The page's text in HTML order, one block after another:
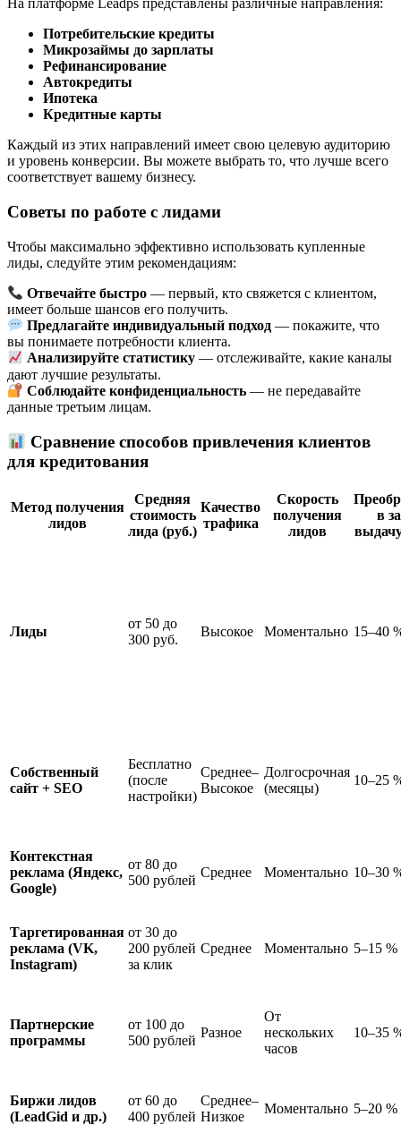
На платформе Leadps представлены различные направления:
Потребительские кредиты
Микрозаймы до зарплаты
Рефинансирование
Автокредиты
Ипотека
Кредитные карты
Каждый из этих направлений имеет свою целевую аудиторию
и уровень конверсии. Вы можете выбрать то, что лучше всего
соответствует вашему бизнесу.
Советы по работе с лидами
Чтобы максимально эффективно использовать купленные
лиды, следуйте этим рекомендациям:
Отвечайте быстро— первый, кто свяжется с клиентом,
имеет больше шансов его получить.
Предлагайте индивидуальный подход— покажите, что
вы понимаете потребности клиента.
Анализируйте статистику— отслеживайте, какие каналы
дают лучшие результаты.
Соблюдайте конфиденциальность— не передавайте
данные третьим лицам.
Сравнение способов привлечения клиентов
для кредитования
Метод получения
лидов
Средняя
стоимость
лида (руб.)
Качество
трафика
Скорость
получения
лидов
в
Лиды
от 50 до
300 руб.
Высокое Моментально 15–40
Собственный
сайт + SEO
Бесплатно
(после
настройки)
Среднее–
Высокое
Долгосрочная
(месяцы)
10–25
Контекстная
реклама (Яндекс,
Google)
от 80 до
500 рублей
Среднее Моментально 10–30
Таргетированная
реклама (VK,
Instagram)
от 30 до
200 рублей
за клик
Среднее Моментально 5–15 %
Партнерские
программы
от 100 до
500 рублей
Разное
От
нескольких
часов
10–35
Биржи лидов
(LeadGid и др.)
от 60 до
400 рублей
Среднее–
Низкое
Моментально 5–20 %